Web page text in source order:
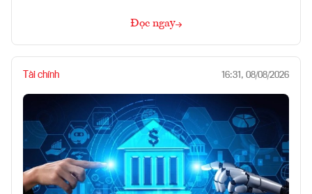
Đọc ngay
Tài chính 16:31, 08/08/2026